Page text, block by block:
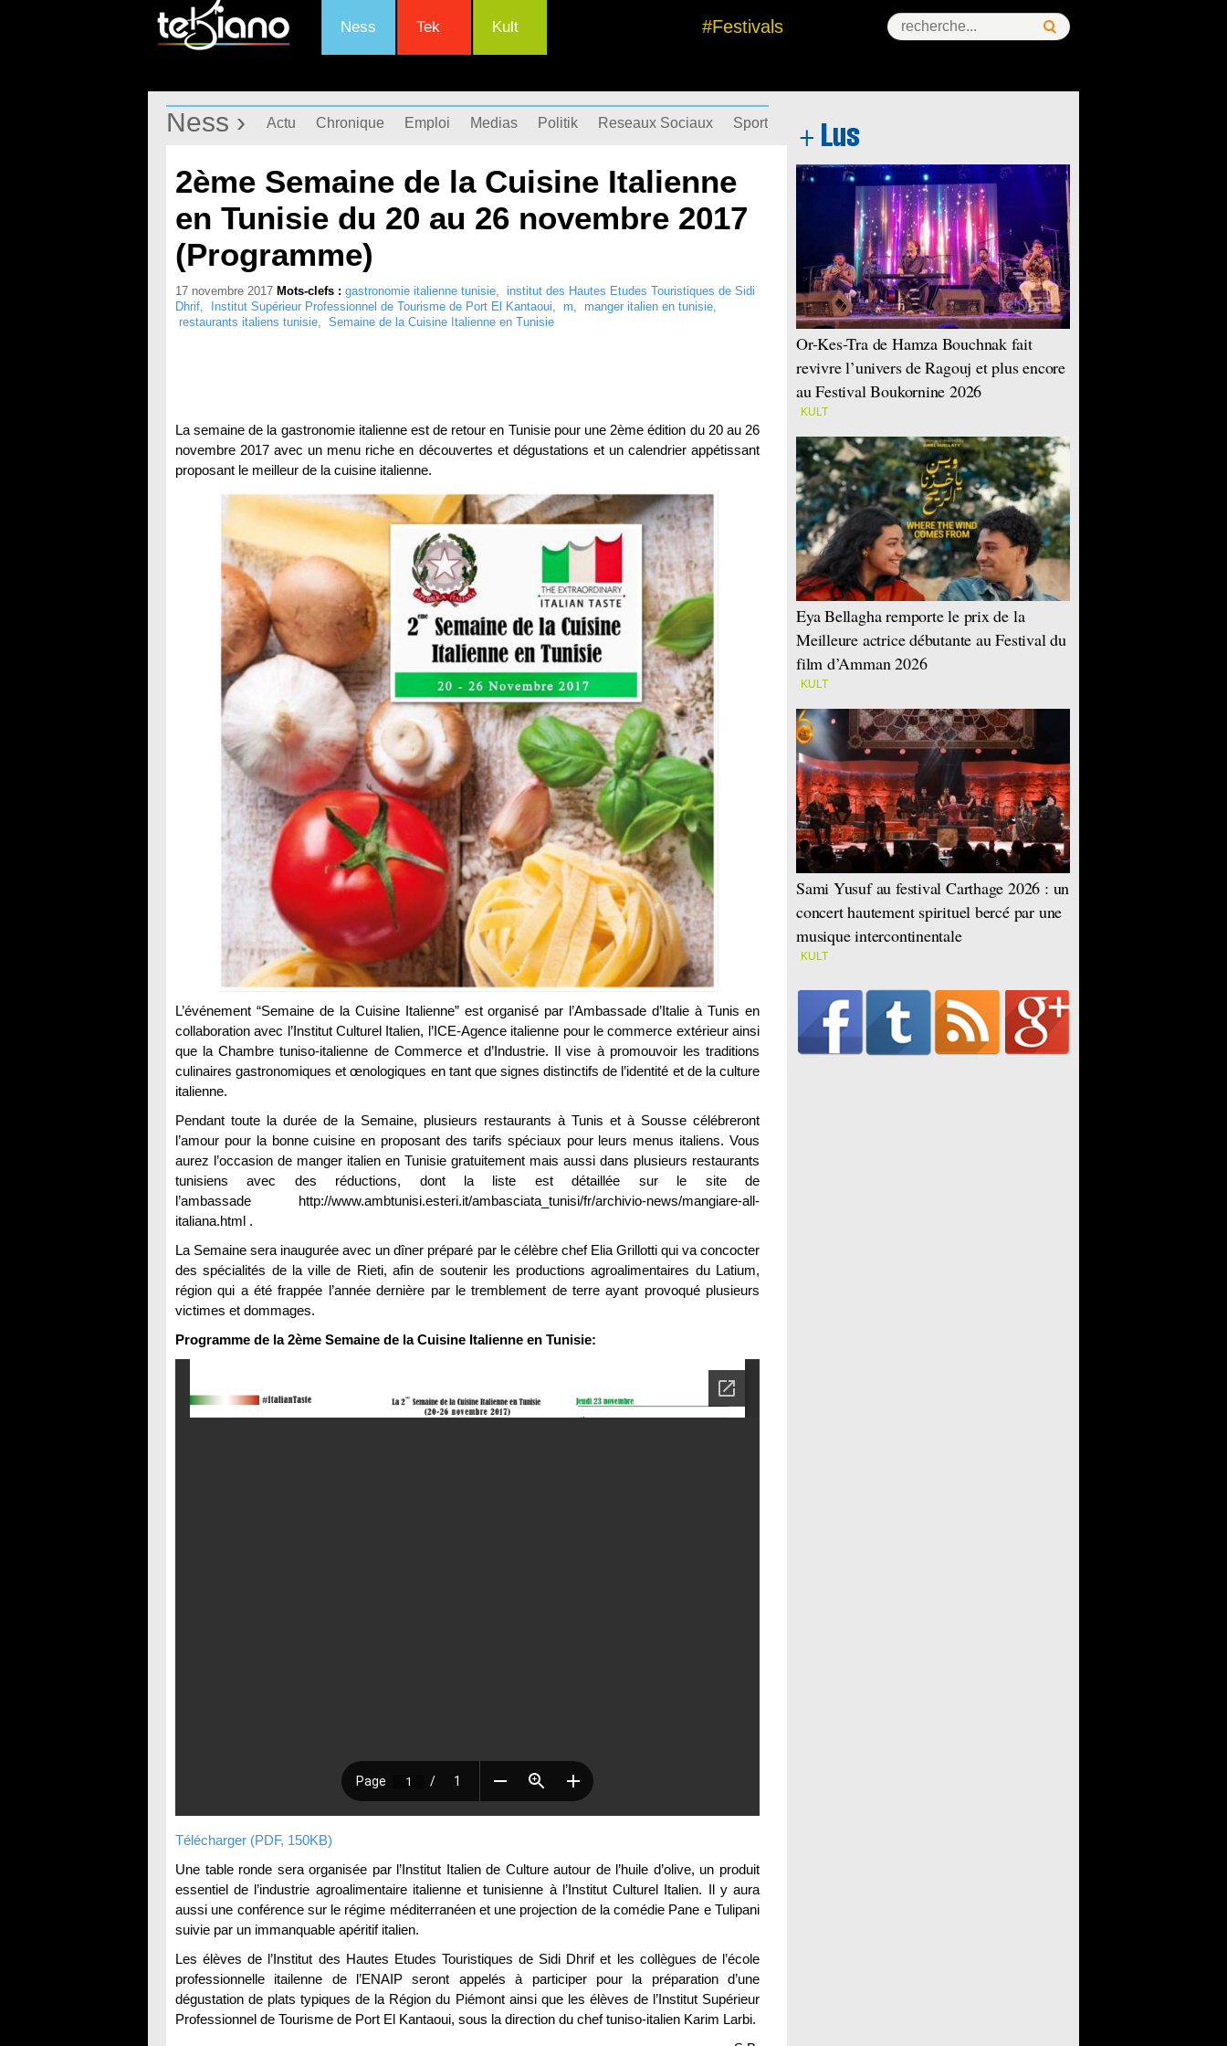
Ness Tek Kult #Festivals
Ness › Actu Chronique Emploi Medias Politik Reseaux Sociaux Sport Success Story
2ème Semaine de la Cuisine Italienne
en Tunisie du 20 au 26 novembre 2017
(Programme)
17 novembre 2017 Mots-clefs : gastronomie italienne tunisie, institut des Hautes Etudes Touristiques de Sidi
Dhrif, Institut Supérieur Professionnel de Tourisme de Port El Kantaoui, m, manger italien en tunisie,
restaurants italiens tunisie, Semaine de la Cuisine Italienne en Tunisie
La semaine de la gastronomie italienne est de retour en Tunisie pour une 2ème édition du 20 au 26
novembre 2017 avec un menu riche en découvertes et dégustations et un calendrier appétissant
proposant le meilleur de la cuisine italienne.
L’événement “Semaine de la Cuisine Italienne” est organisé par l’Ambassade d’Italie à Tunis en
collaboration avec l’Institut Culturel Italien, l’ICE-Agence italienne pour le commerce extérieur ainsi
que la Chambre tuniso-italienne de Commerce et d’Industrie. Il vise à promouvoir les traditions
culinaires gastronomiques et œnologiques en tant que signes distinctifs de l’identité et de la culture
italienne.
Pendant toute la durée de la Semaine, plusieurs restaurants à Tunis et à Sousse célébreront
l’amour pour la bonne cuisine en proposant des tarifs spéciaux pour leurs menus italiens. Vous
aurez l’occasion de manger italien en Tunisie gratuitement mais aussi dans plusieurs restaurants
tunisiens avec des réductions, dont la liste est détaillée sur le site de
l’ambassade http://www.ambtunisi.esteri.it/ambasciata_tunisi/fr/archivio-news/mangiare-all-
italiana.html .
La Semaine sera inaugurée avec un dîner préparé par le célèbre chef Elia Grillotti qui va concocter
des spécialités de la ville de Rieti, afin de soutenir les productions agroalimentaires du Latium,
région qui a été frappée l’année dernière par le tremblement de terre ayant provoqué plusieurs
victimes et dommages.
Programme de la 2ème Semaine de la Cuisine Italienne en Tunisie:
Télécharger (PDF, 150KB)
Une table ronde sera organisée par l’Institut Italien de Culture autour de l’huile d’olive, un produit
essentiel de l’industrie agroalimentaire italienne et tunisienne à l’Institut Culturel Italien. Il y aura
aussi une conférence sur le régime méditerranéen et une projection de la comédie Pane e Tulipani
suivie par un immanquable apéritif italien.
Les élèves de l’Institut des Hautes Etudes Touristiques de Sidi Dhrif et les collègues de l’école
professionnelle itailenne de l’ENAIP seront appelés à participer pour la préparation d’une
dégustation de plats typiques de la Région du Piémont ainsi que les élèves de l’Institut Supérieur
Professionnel de Tourisme de Port El Kantaoui, sous la direction du chef tuniso-italien Karim Larbi.
Or-Kes-Tra de Hamza Bouchnak fait
revivre l’univers de Ragouj et plus encore
au Festival Boukornine 2026
KULT
Eya Bellagha remporte le prix de la
Meilleure actrice débutante au Festival du
film d’Amman 2026
KULT
Sami Yusuf au festival Carthage 2026 : un
concert hautement spirituel bercé par une
musique intercontinentale
KULT